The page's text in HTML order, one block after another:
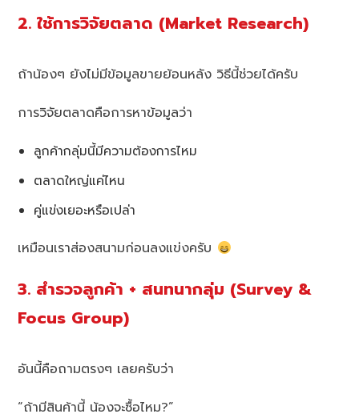
2. ใช้การวิจัยตลาด (Market Research)
ถ้าน้องๆ ยังไม่มีข้อมูลขายย้อนหลัง วิธีนี้ช่วยได้ครับ
การวิจัยตลาดคือการหาข้อมูลว่า
ลูกค้ากลุ่มนี้มีความต้องการไหม
ตลาดใหญ่แค่ไหน
คู่แข่งเยอะหรือเปล่า
เหมือนเราส่องสนามก่อนลงแข่งครับ
3. สำรวจลูกค้า + สนทนากลุ่ม (Survey &
Focus Group)
อันนี้คือถามตรงๆ เลยครับว่า
“ถ้ามีสินค้านี้ น้องจะซื้อไหม?”